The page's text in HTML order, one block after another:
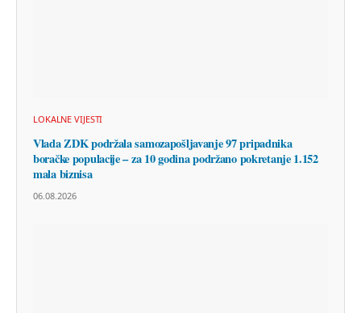
LOKALNE VIJESTI
Vlada ZDK podržala samozapošljavanje 97 pripadnika
boračke populacije – za 10 godina podržano pokretanje 1.152
mala biznisa
06.08.2026